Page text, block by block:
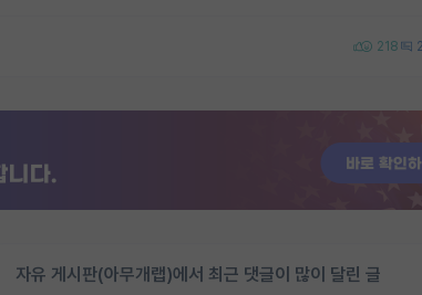
218
자유 게시판(아무개랩)에서 최근 댓글이 많이 달린 글